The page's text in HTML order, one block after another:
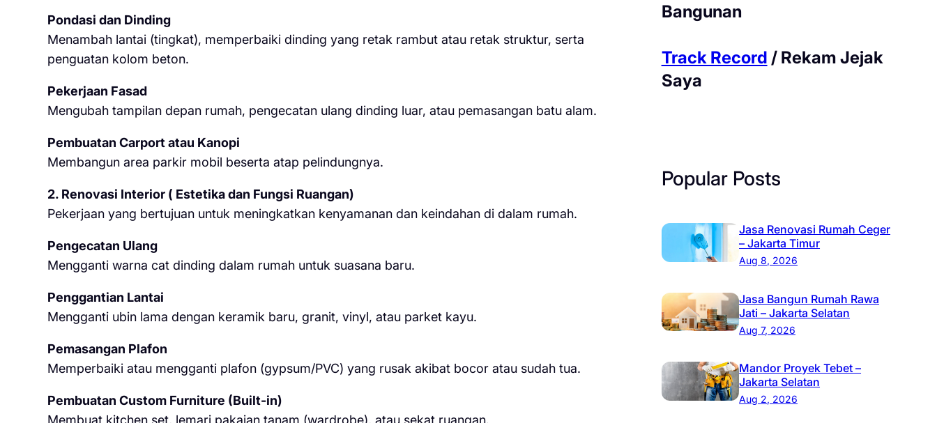
Pondasi dan Dinding
Menambah lantai (tingkat), memperbaiki dinding yang retak rambut atau retak struktur, serta
penguatan kolom beton.
Pekerjaan Fasad
Mengubah tampilan depan rumah, pengecatan ulang dinding luar, atau pemasangan batu alam.
Pembuatan Carport atau Kanopi
Membangun area parkir mobil beserta atap pelindungnya.
2. Renovasi Interior ( Estetika dan Fungsi Ruangan)
Pekerjaan yang bertujuan untuk meningkatkan kenyamanan dan keindahan di dalam rumah.
Pengecatan Ulang
Mengganti warna cat dinding dalam rumah untuk suasana baru.
Penggantian Lantai
Mengganti ubin lama dengan keramik baru, granit, vinyl, atau parket kayu.
Pemasangan Plafon
Memperbaiki atau mengganti plafon (gypsum/PVC) yang rusak akibat bocor atau sudah tua.
Pembuatan Custom Furniture (Built-in)
Membuat kitchen set, lemari pakaian tanam (wardrobe), atau sekat ruangan.
Bangunan
Track Record / Rekam Jejak
Saya
Popular Posts
Jasa Renovasi Rumah Ceger
– Jakarta Timur
Aug 8, 2026
Jasa Bangun Rumah Rawa
Jati – Jakarta Selatan
Aug 7, 2026
Mandor Proyek Tebet –
Jakarta Selatan
Aug 2, 2026